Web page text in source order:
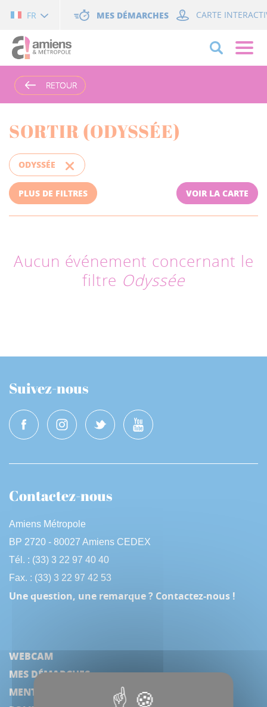
FR MES DÉMARCHES CARTE
RETOUR
RETOUR
SORTIR (ODYSSÉE)
ODYSSÉE
PLUS DE FILTRES VOIR LA CARTE
Aucun événement concernant le
filtre Odyssée
Suivez-nous
Contactez-nous
Amiens Métropole
BP 2720 - 80027 Amiens CEDEX
Tél. : (33) 3 22 97 40 40
Fax. : (33) 3 22 97 42 53
Une question, une remarque ? Contactez-nous !
WEBCAM
MES DÉMARCHES
MENTIONS LÉGALES